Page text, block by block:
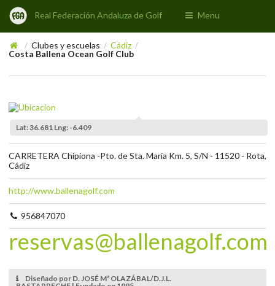
Real Federación Andaluza de Golf Menu
/ Clubes y escuelas / Cádiz /
Costa Ballena Ocean Golf Club
Lat: 36.681 Lng: -6.409
CARRETERA Chipiona -Pto. de Sta. María Km. 5, S/N - 11520 - Rota,
Cádiz
http://www.ballenagolf.com
956847070
reservas@ballenagolf.com
Diseñado por D. JOSÉ Mª OLAZÁBAL/D.J.L.